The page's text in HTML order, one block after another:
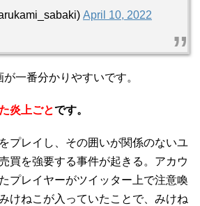
April 10, 2022
一番分かりやすいです。
炎上ごとです。
プレイし、その囲いが関係のないユ
買を強要する事件が起きる。アカウ
プレイヤーがツイッター上で注意喚
けねこが入っていたことで、みけね